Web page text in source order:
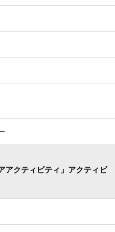
アクティビティ」アクティビ